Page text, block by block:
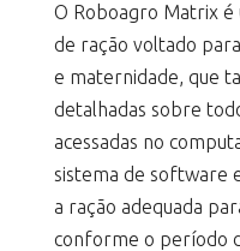
O Roboagro Matrix
de ração voltado
e maternidade, que
detalhadas sobre
acessadas no
sistema de software
a ração adequada
conforme o período